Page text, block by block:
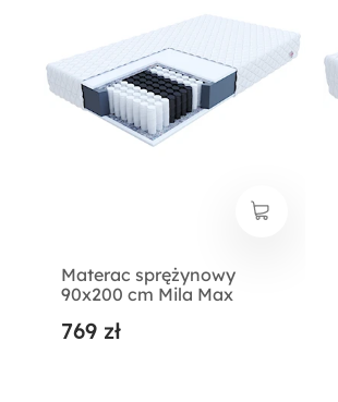
Materac sprężynowy
90x200 cm Mila Max
769 zł